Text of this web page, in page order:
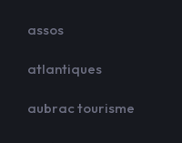
assos
atlantiques
aubrac tourisme